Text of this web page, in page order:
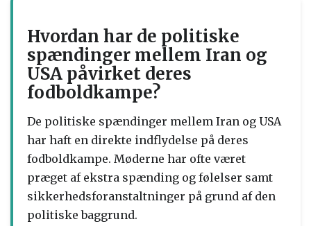
Hvordan har de politiske
spændinger mellem Iran og
USA påvirket deres
fodboldkampe?
De politiske spændinger mellem Iran og USA
har haft en direkte indflydelse på deres
fodboldkampe. Møderne har ofte været
præget af ekstra spænding og følelser samt
sikkerhedsforanstaltninger på grund af den
politiske baggrund.